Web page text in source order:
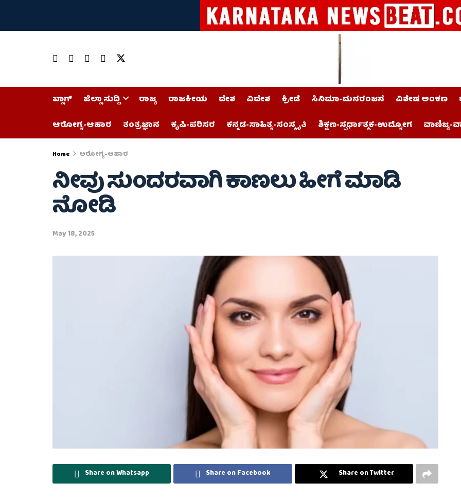
ಬ್ಲಾಗ್ ಜಿಲ್ಲಾ ಸುದ್ದಿ ರಾಜ್ಯ ರಾಜಕೀಯ ದೇಶ ವಿದೇಶ ಕ್ರೀಡೆ ಸಿನಿಮಾ-ಮನರಂಜನೆ ವಿಶೇಷ ಅಂಕಣ
ಆರೋಗ್ಯ-ಆಹಾರ
ತಂತ್ರಜ್ಞಾನ ಕೃಷಿ-ಪರಿಸರ ಕನ್ನಡ-ಸಾಹಿತ್ಯ-ಸಂಸ್ಕೃತಿ ಶಿಕ್ಷಣ-ಸ್ಪರ್ಧಾತ್ಮಕ-ಉದ್ಯೋಗ ವಾಣಿಜ್ಯ-
Home ಆರೋಗ್ಯ-ಆಹಾರ
ನೀವು ಸುಂದರವಾಗಿ ಕಾಣಲು ಹೀಗೆ ಮಾಡಿ
ನೋಡಿ
May 18, 2025
Share on Whatsapp Share on Facebook Share on Twitter